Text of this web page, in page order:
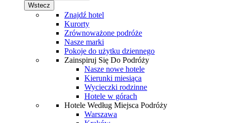
Wstecz
Znajdź hotel
Kurorty
Zrównoważone podróże
Nasze marki
Pokoje do użytku dziennego
Zainspiruj Się Do Podróży
Nasze nowe hotele
Kierunki miesiąca
Wycieczki rodzinne
Hotele w górach
Hotele Według Miejsca Podróży
Warszawa